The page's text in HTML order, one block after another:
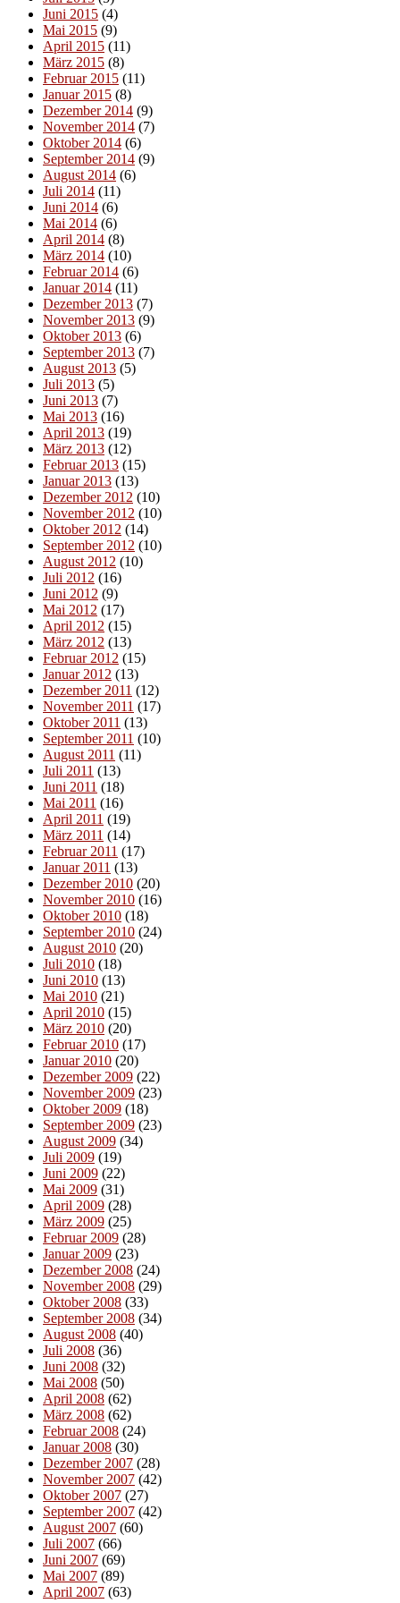
Juni 2015 (4)
Mai 2015 (9)
April 2015 (11)
März 2015 (8)
Februar 2015 (11)
Januar 2015 (8)
Dezember 2014 (9)
November 2014 (7)
Oktober 2014 (6)
September 2014 (9)
August 2014 (6)
Juli 2014 (11)
Juni 2014 (6)
Mai 2014 (6)
April 2014 (8)
März 2014 (10)
Februar 2014 (6)
Januar 2014 (11)
Dezember 2013 (7)
November 2013 (9)
Oktober 2013 (6)
September 2013 (7)
August 2013 (5)
Juli 2013 (5)
Juni 2013 (7)
Mai 2013 (16)
April 2013 (19)
März 2013 (12)
Februar 2013 (15)
Januar 2013 (13)
Dezember 2012 (10)
November 2012 (10)
Oktober 2012 (14)
September 2012 (10)
August 2012 (10)
Juli 2012 (16)
Juni 2012 (9)
Mai 2012 (17)
April 2012 (15)
März 2012 (13)
Februar 2012 (15)
Januar 2012 (13)
Dezember 2011 (12)
November 2011 (17)
Oktober 2011 (13)
September 2011 (10)
August 2011 (11)
Juli 2011 (13)
Juni 2011 (18)
Mai 2011 (16)
April 2011 (19)
März 2011 (14)
Februar 2011 (17)
Januar 2011 (13)
Dezember 2010 (20)
November 2010 (16)
Oktober 2010 (18)
September 2010 (24)
August 2010 (20)
Juli 2010 (18)
Juni 2010 (13)
Mai 2010 (21)
April 2010 (15)
März 2010 (20)
Februar 2010 (17)
Januar 2010 (20)
Dezember 2009 (22)
November 2009 (23)
Oktober 2009 (18)
September 2009 (23)
August 2009 (34)
Juli 2009 (19)
Juni 2009 (22)
Mai 2009 (31)
April 2009 (28)
März 2009 (25)
Februar 2009 (28)
Januar 2009 (23)
Dezember 2008 (24)
November 2008 (29)
Oktober 2008 (33)
September 2008 (34)
August 2008 (40)
Juli 2008 (36)
Juni 2008 (32)
Mai 2008 (50)
April 2008 (62)
März 2008 (62)
Februar 2008 (24)
Januar 2008 (30)
Dezember 2007 (28)
November 2007 (42)
Oktober 2007 (27)
September 2007 (42)
August 2007 (60)
Juli 2007 (66)
Juni 2007 (69)
Mai 2007 (89)
April 2007 (63)